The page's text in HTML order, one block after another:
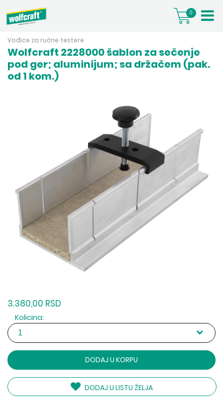
0
Vođice za ručne testere
Wolfcraft 2228000 šablon za sečenje
pod ger; aluminijum; sa držačem (pak.
od 1 kom.)
3.380,00 RSD
Kolicina:
DODAJ U KORPU
DODAJ U LISTU ŽELJA